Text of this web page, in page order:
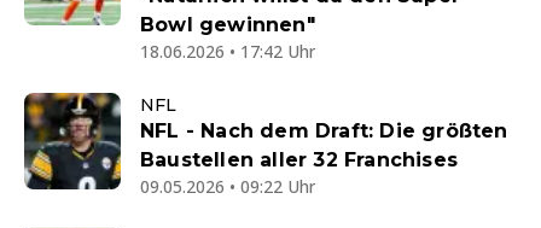
Bowl gewinnen"
18.06.2026 • 17:42 Uhr
NFL
NFL - Nach dem Draft: Die größten
Baustellen aller 32 Franchises
09.05.2026 • 09:22 Uhr